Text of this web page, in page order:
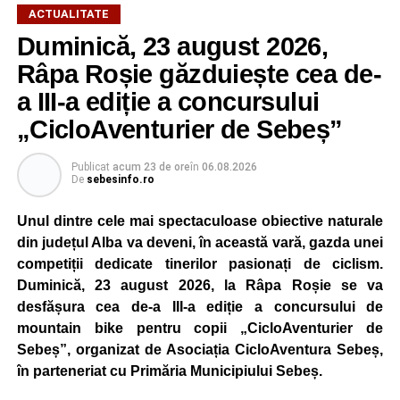
ACTUALITATE
Duminică, 23 august 2026,
Râpa Roșie găzduiește cea de-
a III-a ediție a concursului
„CicloAventurier de Sebeș”
Publicat acum 23 de oreîn 06.08.2026
De sebesinfo.ro
Unul dintre cele mai spectaculoase obiective naturale
din județul Alba va deveni, în această vară, gazda unei
competiții dedicate tinerilor pasionați de ciclism.
Duminică, 23 august 2026, la Râpa Roșie se va
desfășura cea de-a III-a ediție a concursului de
mountain bike pentru copii „CicloAventurier de
Sebeș”, organizat de Asociația CicloAventura Sebeș,
în parteneriat cu Primăria Municipiului Sebeș.